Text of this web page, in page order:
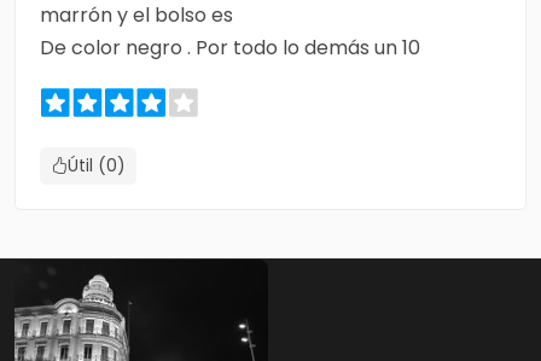
marrón y el bolso es
De color negro . Por todo lo demás un 10
Útil (0)